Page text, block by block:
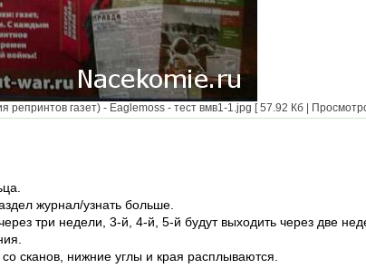
газет) - Eaglemoss - тест вмв1-1.jpg [ 57.92 Кб |
журнал/узнать больше.
три недели, 3-й, 4-й, 5-й будут выходить через две
сканов, нижние углы и края расплываются.